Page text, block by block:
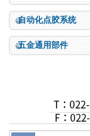
自动化点胶系统
五金通用部件